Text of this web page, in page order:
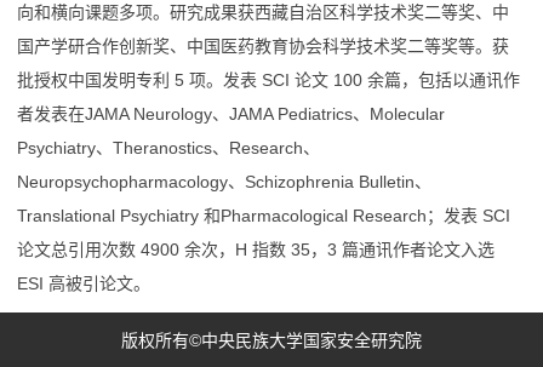
向和横向课题多项。研究成果获西藏自治区科学技术奖二等奖、中
国产学研合作创新奖、中国医药教育协会科学技术奖二等奖等。获
批授权中国发明专利 5 项。发表 SCI 论文 100 余篇，包括以通讯作
者发表在JAMA Neurology、JAMA Pediatrics、Molecular
Psychiatry、Theranostics、Research、
Neuropsychopharmacology、Schizophrenia Bulletin、
Translational Psychiatry 和Pharmacological Research；发表 SCI
论文总引用次数 4900 余次，H 指数 35，3 篇通讯作者论文入选
ESI 高被引论文。
版权所有©中央民族大学国家安全研究院